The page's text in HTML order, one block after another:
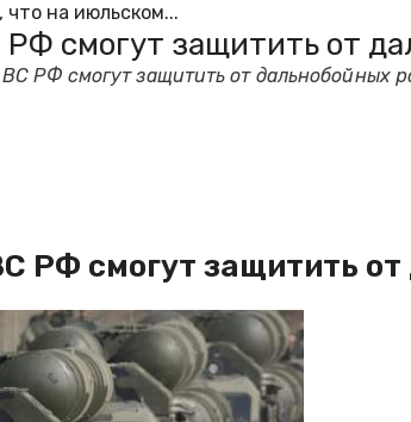
на июльском...
смогут защитить от
РФ смогут защитить от дальнобойных
РФ смогут защитить